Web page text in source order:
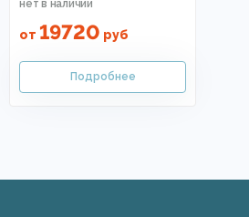
от 19720 руб